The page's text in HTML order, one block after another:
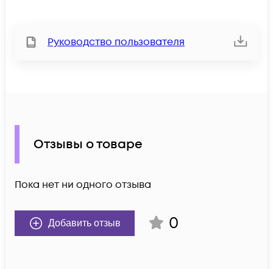
Руководство пользователя
Отзывы о товаре
Пока нет ни одного отзыва
Добавить отзыв 0